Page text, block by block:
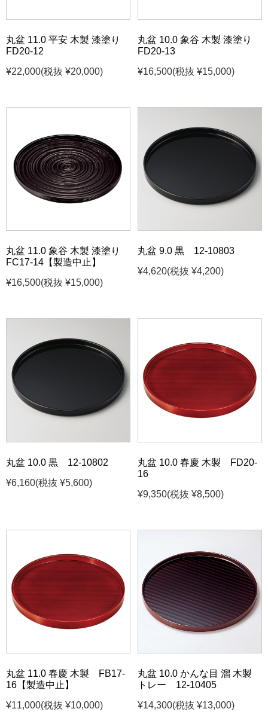
丸盆 11.0 平安 木製 漆塗り
FD20-12
¥22,000(税抜 ¥20,000)
丸盆 10.0 象谷 木製 漆塗り
FD20-13
¥16,500(税抜 ¥15,000)
丸盆 11.0 象谷 木製 漆塗り
FC17-14【製造中止】
¥16,500(税抜 ¥15,000)
丸盆 9.0 黒 12-10803
¥4,620(税抜 ¥4,200)
丸盆 10.0 黒 12-10802
¥6,160(税抜 ¥5,600)
丸盆 10.0 春慶 木製 FD20-
16
¥9,350(税抜 ¥8,500)
丸盆 11.0 春慶 木製 FB17-
16【製造中止】
¥11,000(税抜 ¥10,000)
丸盆 10.0 かんな目 溜 木製
トレー 12-10405
¥14,300(税抜 ¥13,000)